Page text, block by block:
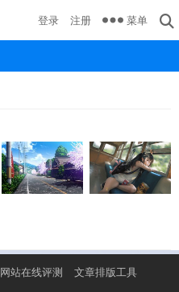
登录 注册 菜单
网站在线评测 文章排版工具